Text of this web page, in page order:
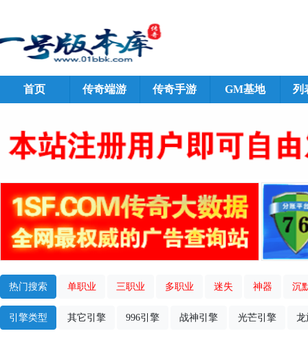
首页 传奇端游 传奇手游 GM基地 列
热门搜索 单职业 三职业 多职业 迷失 神器 沉
引擎类型 其它引擎 996引擎 战神引擎 光芒引擎 龙